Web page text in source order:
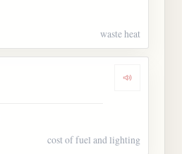
waste heat
Dengarkan
cost of fuel and lighting